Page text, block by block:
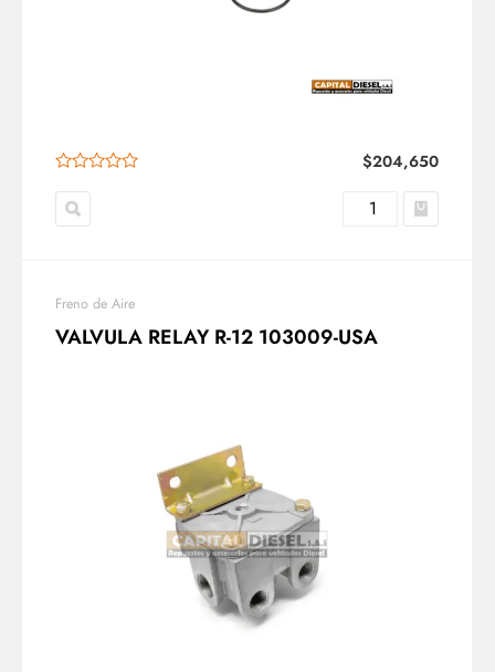
$204,650
Freno de Aire
VALVULA RELAY R-12 103009-USA